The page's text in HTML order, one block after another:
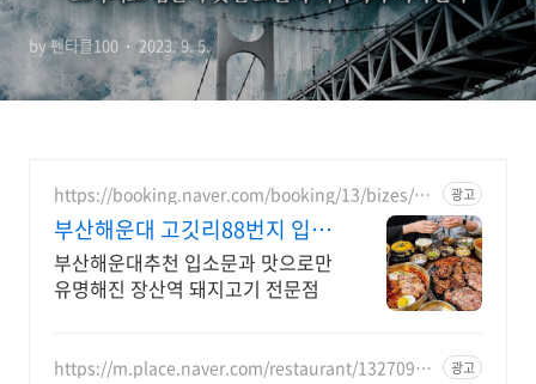
해운대를 무대로 한 스릴 만
점의 재해 영화
by 펜타클100 2023. 9. 5.
https://booking.naver.com/booking/13/bizes/10
19432
광고
부산해운대 고깃리88번지 입소
문으로 유명해진 고기집
부산해운대추천 입소문과 맛으로만
유명해진 장산역 돼지고기 전문점
https://m.place.naver.com/restaurant/13270957
광고